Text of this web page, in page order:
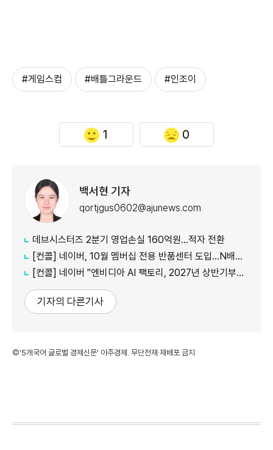
#게임스컴 #배틀그라운드 #인조이
1 0
백서현 기자
qortjgus0602@ajunews.com
데브시스터즈 2분기 영업손실 160억원…적자 전환
[컨콜] 네이버, 10월 멤버십 전용 반품센터 도입…N배송 성장 가속
[컨콜] 네이버 "엔비디아 AI 팩토리, 2027년 상반기부터 매출…구조적 성장 투자"
기자의 다른기사
©'5개국어 글로벌 경제신문' 아주경제. 무단전재·재배포 금지